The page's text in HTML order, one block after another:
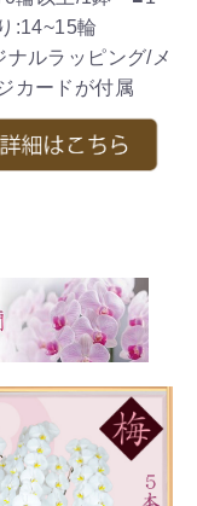
:14~15輪
ナルラッピング/メ
カードが付属